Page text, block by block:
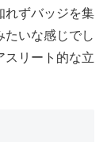
れずバッジを集
たいな感じでし
スリート的な立